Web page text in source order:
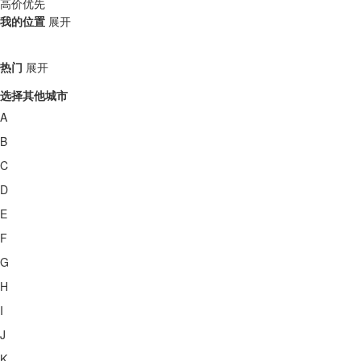
我的位置 展开
热门 展开
选择其他城市
A
B
C
D
E
F
G
H
I
J